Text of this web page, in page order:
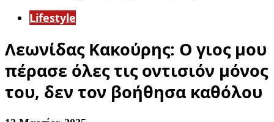
Lifestyle
Λεωνίδας Κακούρης: Ο γιος μου
πέρασε όλες τις οντισιόν μόνος
του, δεν τον βοήθησα καθόλου